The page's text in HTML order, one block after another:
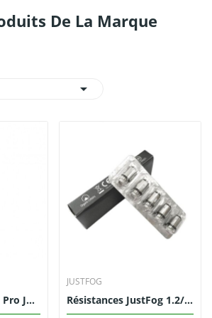
De La Marque

Clearomiseur Q16 Pro JustFog
JUSTFOG
Résistances JustFog 1.2/1.6 Ohm (Pack de 5)